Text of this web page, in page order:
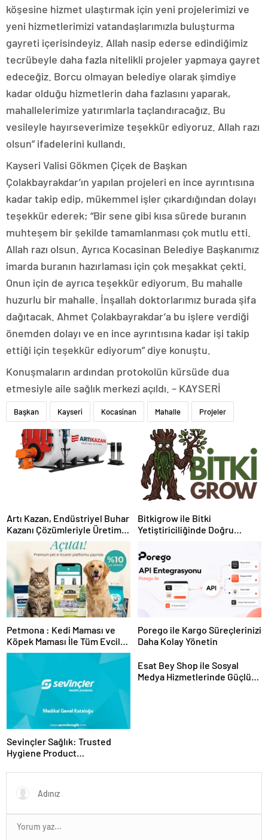
köşesine hizmet ulaştırmak için yeni projelerimizi ve
yeni hizmetlerimizi vatandaşlarımızla buluşturma
gayreti içerisindeyiz. Allah nasip ederse edindiğimiz
tecrübeyle daha fazla nitelikli projeler yapmaya gayret
edeceğiz. Borcu olmayan belediye olarak şimdiye
kadar olduğu hizmetlerin daha fazlasını yaparak,
mahallelerimize yatırımlarla taçlandıracağız. Bu
vesileyle hayırseverimize teşekkür ediyoruz. Allah razı
olsun” ifadelerini kullandı.
Kayseri Valisi Gökmen Çiçek de Başkan
Çolakbayrakdar’ın yapılan projeleri en ince ayrıntısına
kadar takip edip, mükemmel işler çıkardığından dolayı
teşekkür ederek; “Bir sene gibi kısa sürede buranın
muhteşem bir şekilde tamamlanması çok mutlu etti.
Allah razı olsun. Ayrıca Kocasinan Belediye Başkanımız
imarda buranın hazırlaması için çok meşakkat çekti.
Onun için de ayrıca teşekkür ediyorum. Bu mahalle
huzurlu bir mahalle. İnşallah doktorlarımız burada şifa
dağıtacak. Ahmet Çolakbayrakdar’a bu işlere verdiği
önemden dolayı ve en ince ayrıntısına kadar işi takip
ettiği için teşekkür ediyorum” diye konuştu.
Konuşmaların ardından protokolün kürsüde dua
etmesiyle aile sağlık merkezi açıldı. – KAYSERİ
Başkan Kayseri Kocasinan Mahalle Projeler
Artı Kazan, Endüstriyel Buhar
Kazanı Çözümleriyle Üretim
Tesislerine Verimli Sistemler
Sunuyor
Bitkigrow ile Bitki
Yetiştiriciliğinde Doğru
Petmona : Kedi Maması ve
Köpek Maması İle Tüm Evcil
Hayvan Ürünleri
Porego ile Kargo Süreçlerinizi
Daha Kolay Yönetin
Sevinçler Sağlık: Trusted
Hygiene Product
Esat Bey Shop ile Sosyal
Medya Hizmetlerinde Güçlü